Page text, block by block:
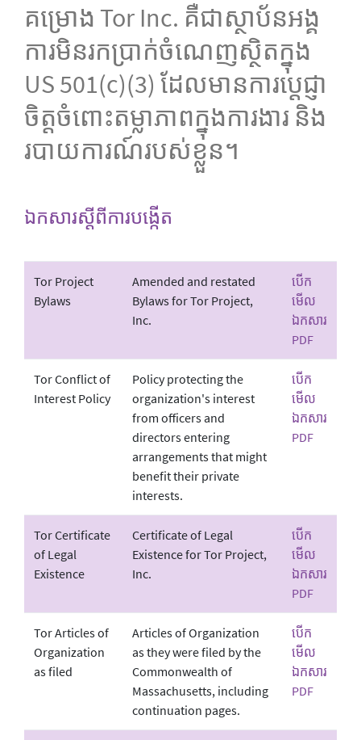
គម្រោង Tor Inc. គឺជាស្ថាប័នអង្គ
ការមិនរកប្រាក់ចំណេញស្ថិតក្នុង
US 501(c)(3) ដែលមានការប្តេជ្ញា
ចិត្តចំពោះតម្លាភាពក្នុងការងារ និង
របាយការណ៍របស់ខ្លួន។
ឯកសារស្តីពីការបង្កើត
Tor Project
Bylaws
Amended and restated
Bylaws for Tor Project,
Inc.
បើក
មើល
ឯកសារ
PDF
Tor Conflict of
Interest Policy
Policy protecting the
organization's interest
from officers and
directors entering
arrangements that might
benefit their private
interests.
បើក
មើល
ឯកសារ
PDF
Tor Certificate
of Legal
Existence
Certificate of Legal
Existence for Tor Project,
Inc.
បើក
មើល
ឯកសារ
PDF
Tor Articles of
Organization
as filed
Articles of Organization
as they were filed by the
Commonwealth of
Massachusetts, including
continuation pages.
បើក
មើល
ឯកសារ
PDF